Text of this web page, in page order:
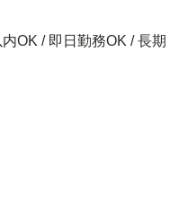
OK / 即日勤務OK / 長期